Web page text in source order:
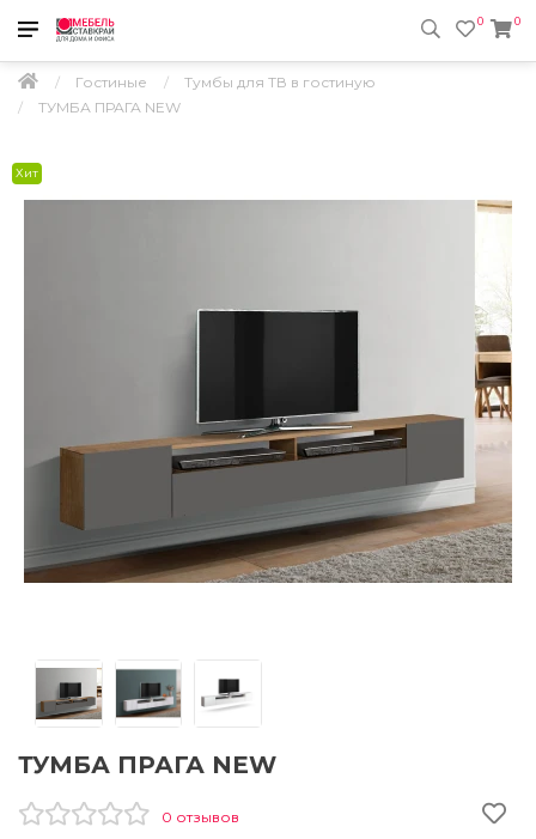
0
0
Гостиные
Тумбы для ТВ в гостиную
ТУМБА ПРАГА NEW
Хит
ТУМБА ПРАГА NEW
0 отзывов